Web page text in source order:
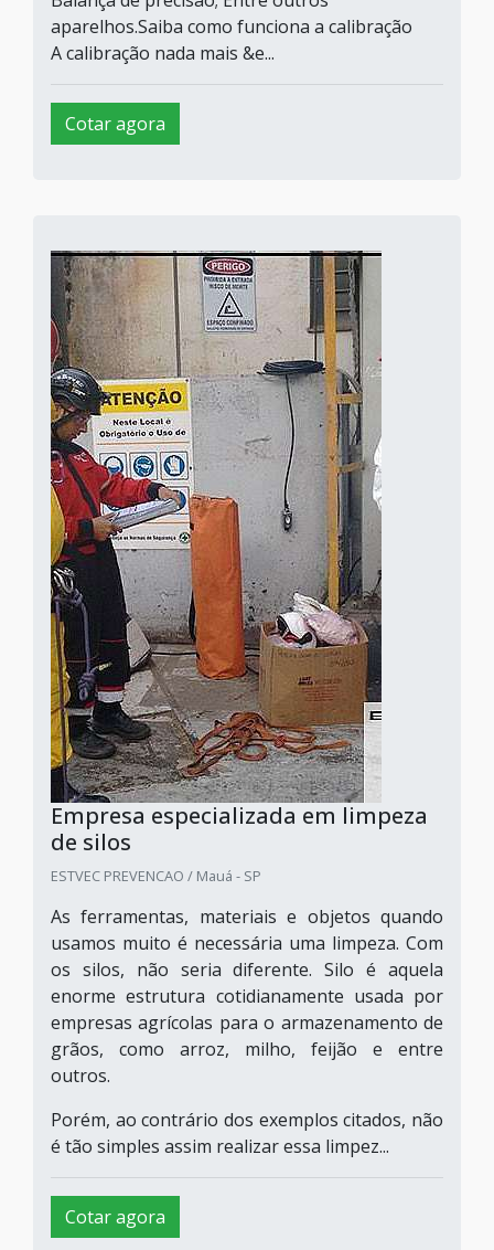
aparelhos.Saiba como funciona a calibração
A calibração nada mais &e...
Cotar agora
Empresa especializada em limpeza
de silos
ESTVEC PREVENCAO / Mauá - SP
As ferramentas, materiais e objetos quando
usamos muito é necessária uma limpeza. Com
os silos, não seria diferente. Silo é aquela
enorme estrutura cotidianamente usada por
empresas agrícolas para o armazenamento de
grãos, como arroz, milho, feijão e entre
outros.
Porém, ao contrário dos exemplos citados, não
é tão simples assim realizar essa limpez...
Cotar agora